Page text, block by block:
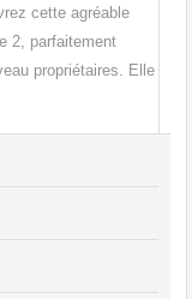
cette agréable
2, parfaitement
propriétaires. Elle